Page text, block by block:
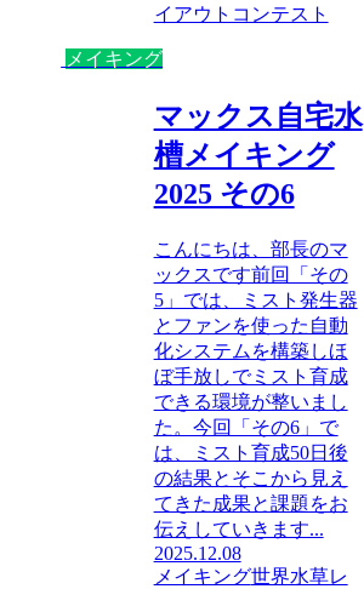
イアウトコンテスト
メイキング
マックス自宅水
槽メイキング
2025 その6
こんにちは、部長のマ
ックスです前回「その
5」では、ミスト発生器
とファンを使った自動
化システムを構築しほ
ぼ手放しでミスト育成
できる環境が整いまし
た。今回「その6」で
は、ミスト育成50日後
の結果とそこから見え
てきた成果と課題をお
伝えしていきます...
2025.12.08
メイキング世界水草レ